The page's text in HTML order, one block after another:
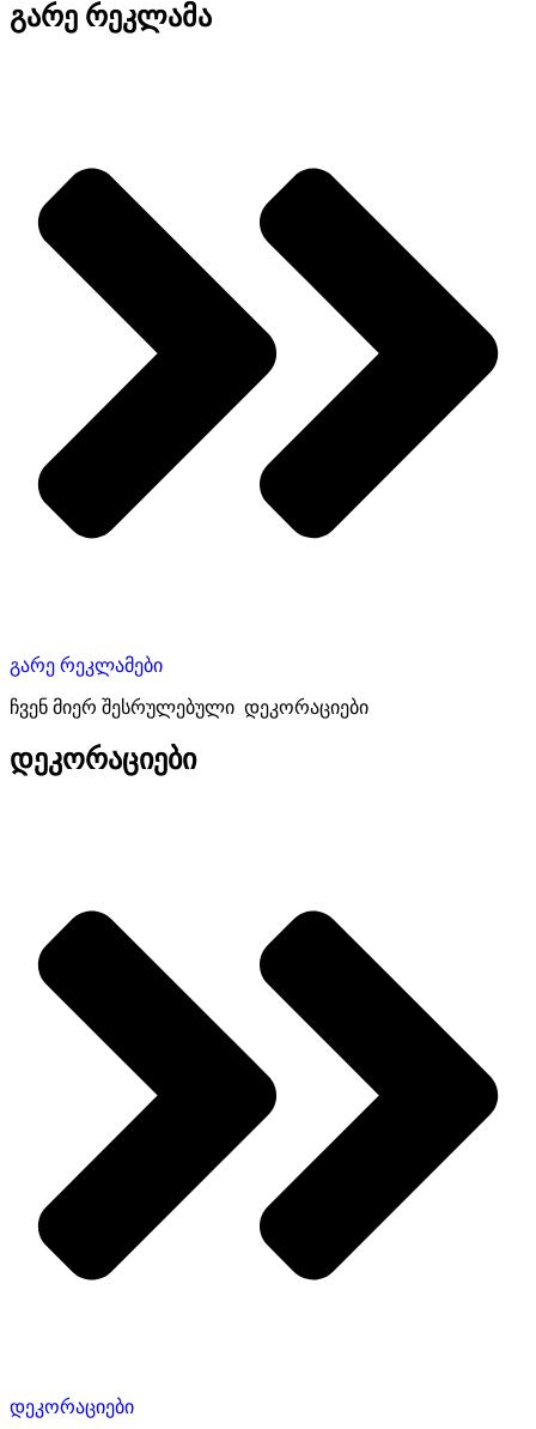
გარე რეკლამა
გარე რეკლამები
ჩვენ მიერ შესრულებული დეკორაციები
დეკორაციები
დეკორაციები